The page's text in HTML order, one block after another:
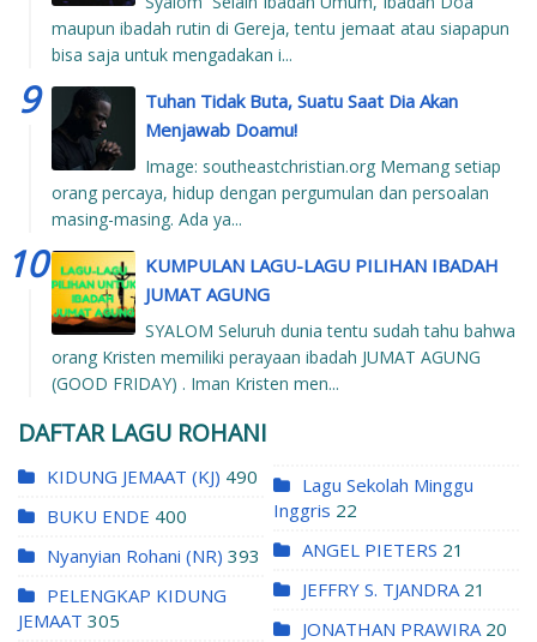
maupun ibadah rutin di Gereja, tentu jemaat atau siapapun
bisa saja untuk mengadakan i...
Tuhan Tidak Buta, Suatu Saat Dia Akan
Menjawab Doamu!
Image: southeastchristian.org Memang setiap
orang percaya, hidup dengan pergumulan dan persoalan
masing-masing. Ada ya...
KUMPULAN LAGU-LAGU PILIHAN IBADAH
JUMAT AGUNG
SYALOM Seluruh dunia tentu sudah tahu bahwa
orang Kristen memiliki perayaan ibadah JUMAT AGUNG
(GOOD FRIDAY) . Iman Kristen men...
DAFTAR LAGU ROHANI
KIDUNG JEMAAT (KJ) 490
BUKU ENDE 400
Nyanyian Rohani (NR) 393
PELENGKAP KIDUNG
JEMAAT 305
Lagu Sekolah Minggu
Inggris 22
ANGEL PIETERS 21
JEFFRY S. TJANDRA 21
JONATHAN PRAWIRA 20